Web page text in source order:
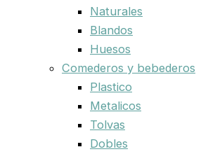
Naturales
Blandos
Huesos
Comederos y bebederos
Plastico
Metalicos
Tolvas
Dobles